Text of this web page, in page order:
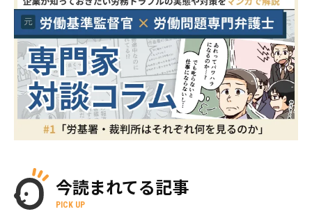
今読まれてる記事
PICK UP